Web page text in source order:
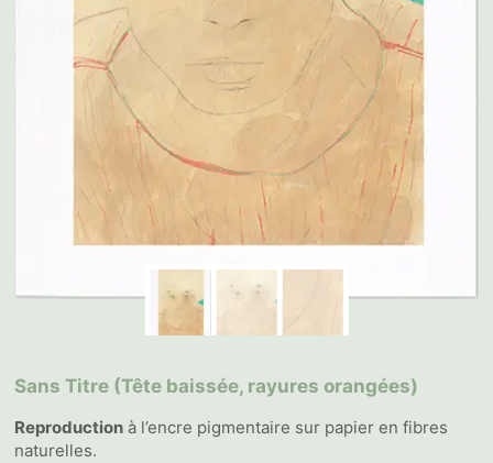
Sans Titre (Tête baissée, rayures orangées)
Reproduction à l’encre pigmentaire sur papier en fibres
naturelles.